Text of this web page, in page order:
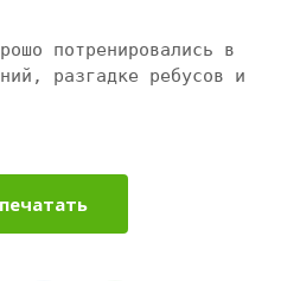
потренировались в
разгадке ребусов и